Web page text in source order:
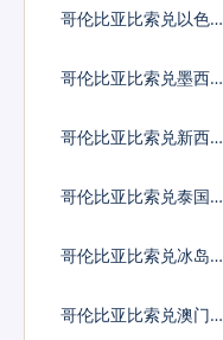
哥伦比亚比索兑以色列
哥伦比亚比索兑墨西哥
哥伦比亚比索兑新西兰
哥伦比亚比索兑泰国铢
哥伦比亚比索兑冰岛克
哥伦比亚比索兑澳门元